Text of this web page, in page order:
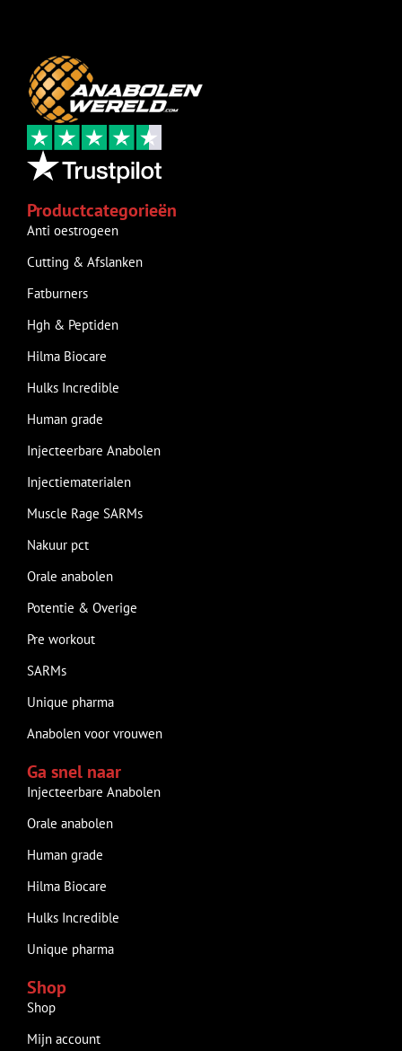
Productcategorieën
Anti oestrogeen
Cutting & Afslanken
Fatburners
Hgh & Peptiden
Hilma Biocare
Hulks Incredible
Human grade
Injecteerbare Anabolen
Injectiematerialen
Muscle Rage SARMs
Nakuur pct
Orale anabolen
Potentie & Overige
Pre workout
SARMs
Unique pharma
Anabolen voor vrouwen
Ga snel naar
Injecteerbare Anabolen
Orale anabolen
Human grade
Hilma Biocare
Hulks Incredible
Unique pharma
Shop
Shop
Mijn account